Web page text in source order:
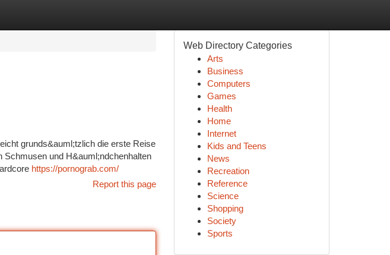
grunds&auml;tzlich die erste Reise
Schmusen und H&auml;ndchenhalten
https://pornograb.com/
Report this page
Web Directory Categories
Arts
Business
Computers
Games
Health
Home
Internet
Kids and Teens
News
Recreation
Reference
Science
Shopping
Society
Sports